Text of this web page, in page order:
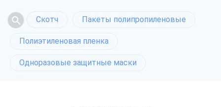
Скотч Пакеты полипропиленовые
Полиэтиленовая пленка
Одноразовые защитные маски